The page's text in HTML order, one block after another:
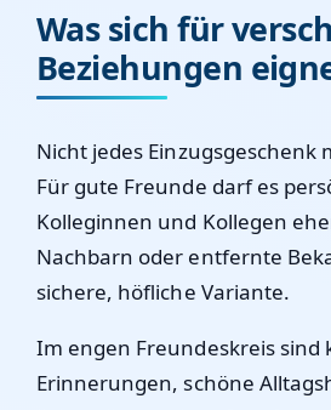
Was sich für
Beziehungen
Nicht jedes Einzugsgeschenk
Für gute Freunde darf es
Kolleginnen und Kollegen
Nachbarn oder entfernte
sichere, höfliche Variante.
Im engen Freundeskreis sind
Erinnerungen, schöne